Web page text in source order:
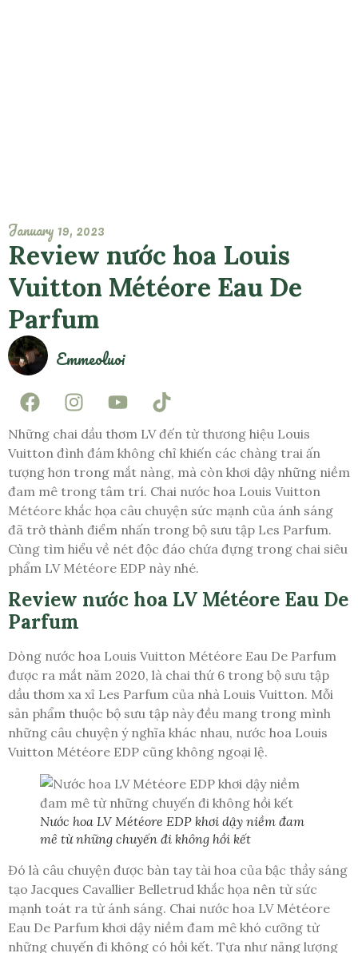
January 19, 2023
Review nước hoa Louis
Vuitton Météore Eau De
Parfum
Emmeoluoi
Những chai dầu thơm LV đến từ thương hiệu Louis
Vuitton đình đám không chỉ khiến các chàng trai ấn
tượng hơn trong mắt nàng, mà còn khơi dậy những niềm
đam mê trong tâm trí. Chai nước hoa Louis Vuitton
Météore khắc họa câu chuyện sức mạnh của ánh sáng
đã trở thành điểm nhấn trong bộ sưu tập Les Parfum.
Cùng tìm hiểu về nét độc đáo chứa đựng trong chai siêu
phẩm LV Météore EDP này nhé.
Review nước hoa LV Météore Eau De
Parfum
Dòng nước hoa Louis Vuitton Météore Eau De Parfum
được ra mắt năm 2020, là chai thứ 6 trong bộ sưu tập
dầu thơm xa xỉ Les Parfum của nhà Louis Vuitton. Mỗi
sản phẩm thuộc bộ sưu tập này đều mang trong mình
những câu chuyện ý nghĩa khác nhau, nước hoa Louis
Vuitton Météore EDP cũng không ngoại lệ.
Nước hoa LV Météore EDP khơi dậy niềm đam
mê từ những chuyến đi không hồi kết
Đó là câu chuyện được bàn tay tài hoa của bậc thầy sáng
tạo Jacques Cavallier Belletrud khắc họa nên từ sức
mạnh toát ra từ ánh sáng. Chai nước hoa LV Météore
Eau De Parfum khơi dậy niềm đam mê khó cưỡng từ
những chuyến đi không có hồi kết. Tựa như năng lượng